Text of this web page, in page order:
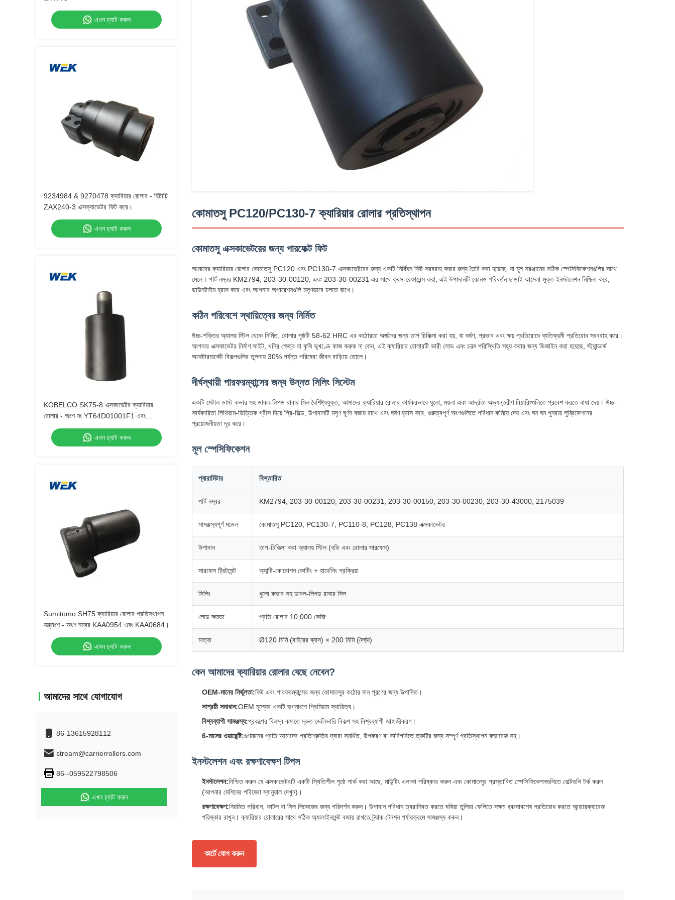
এখন চ্যাট করুন
9234984 & 9270478 ক্যারিয়ার রোলার - হিটাচি
ZAX240-3 এক্সক্যাভেটর ফিট করে।
এখন চ্যাট করুন
KOBELCO SK75-8 এক্সকাভেটর ক্যারিয়ার
রোলার - অংশ নং YT64D01001F1 এবং
PY64D01008F1।
এখন চ্যাট করুন
Sumitomo SH75 ক্যারিয়ার রোলার প্রতিস্থাপন
যন্ত্রাংশ - অংশ নম্বর KAA0954 এবং KAA0684।
এখন চ্যাট করুন
আমাদের সাথে যোগাযোগ
86-13615928112
stream@carrierrollers.com
86--059522798506
এখন চ্যাট করুন
কোমাতসু PC120/PC130-7 ক্যারিয়ার রোলার প্রতিস্থাপন
কোমাতসু এক্সকাভেটরের জন্য পারফেক্ট ফিট
আমাদের ক্যারিয়ার রোলার কোমাতসু PC120 এবং PC130-7 এক্সকাভেটরের জন্য একটি নির্বিঘ্ন ফিট সরবরাহ করার জন্য তৈরি করা হয়েছে, যা মূল সরঞ্জামের সঠিক স্পেসিফিকেশনগুলির সাথে
মেলে। পার্ট নম্বর KM2794, 203-30-00120, এবং 203-30-00231 এর সাথে ক্রস-রেফারেন্স করা, এই উপাদানটি কোনও পরিবর্তন ছাড়াই ঝামেলা-মুক্ত ইনস্টলেশন নিশ্চিত করে,
ডাউনটাইম হ্রাস করে এবং আপনার অপারেশনগুলি মসৃণভাবে চলতে রাখে।
কঠিন পরিবেশে স্থায়িত্বের জন্য নির্মিত
উচ্চ-শক্তির অ্যালয় স্টিল থেকে নির্মিত, রোলার পৃষ্ঠটি 58-62 HRC এর কঠোরতা অর্জনের জন্য তাপ চিকিত্সা করা হয়, যা ঘর্ষণ, প্রভাব এবং ক্ষয় প্রতিরোধে ব্যতিক্রমী প্রতিরোধ সরবরাহ করে।
আপনার এক্সকাভেটর নির্মাণ সাইট, খনির ক্ষেত্র বা কৃষি ভূখণ্ডে কাজ করুক না কেন, এই ক্যারিয়ার রোলারটি ভারী লোড এবং চরম পরিস্থিতি সহ্য করার জন্য ডিজাইন করা হয়েছে, স্ট্যান্ডার্ড
আফটারমার্কেট বিকল্পগুলির তুলনায় 30% পর্যন্ত পরিষেবা জীবন বাড়িয়ে তোলে।
দীর্ঘস্থায়ী পারফরম্যান্সের জন্য উন্নত সিলিং সিস্টেম
একটি মেটাল ডাস্ট কভার সহ ডাবল-লিপড রাবার সিল বৈশিষ্ট্যযুক্ত, আমাদের ক্যারিয়ার রোলার কার্যকরভাবে ধুলো, ময়লা এবং আর্দ্রতা অভ্যন্তরীণ বিয়ারিংগুলিতে প্রবেশ করতে বাধা দেয়। উচ্চ-
কার্যকারিতা লিথিয়াম-ভিত্তিক গ্রীস দিয়ে প্রি-ফিল্ড, উপাদানটি মসৃণ ঘূর্ণন বজায় রাখে এবং ঘর্ষণ হ্রাস করে, গুরুত্বপূর্ণ অংশগুলিতে পরিধান কমিয়ে দেয় এবং ঘন ঘন পুনরায় লুব্রিকেশনের
প্রয়োজনীয়তা দূর করে।
মূল স্পেসিফিকেশন
প্যারামিটার বিস্তারিত
পার্ট নম্বর KM2794, 203-30-00120, 203-30-00231, 203-30-00150, 203-30-00230, 203-30-43000, 2175039
সামঞ্জস্যপূর্ণ মডেল কোমাতসু PC120, PC130-7, PC110-8, PC128, PC138 এক্সকাভেটর
উপাদান তাপ-চিকিত্সা করা অ্যালয় স্টিল (বডি এবং রোলার সারফেস)
সারফেস ট্রিটমেন্ট অ্যান্টি-কোরোশন কোটিং + হার্ডেনিং প্রক্রিয়া
সিলিং ধুলো কভার সহ ডাবল-লিপড রাবার সিল
লোড ক্ষমতা প্রতি রোলার 10,000 কেজি
মাত্রা Ø120 মিমি (বাইরের ব্যাস) × 200 মিমি (দৈর্ঘ্য)
কেন আমাদের ক্যারিয়ার রোলার বেছে নেবেন?
OEM-মানের নির্ভুলতা:ফিট এবং পারফরম্যান্সের জন্য কোমাতসুর কঠোর মান পূরণের জন্য উত্পাদিত।
সাশ্রয়ী সমাধান:OEM মূল্যের একটি ভগ্নাংশে প্রিমিয়াম স্থায়িত্ব।
বিশ্বব্যাপী সামঞ্জস্য:প্রকল্পের বিলম্ব কমাতে দ্রুত ডেলিভারি বিকল্প সহ বিশ্বব্যাপী জাহাজীকরণ।
6-মাসের ওয়ারেন্টি:গুণমানের প্রতি আমাদের প্রতিশ্রুতির দ্বারা সমর্থিত, উপকরণ বা কারিগরিতে ত্রুটির জন্য সম্পূর্ণ প্রতিস্থাপন কভারেজ সহ।
ইনস্টলেশন এবং রক্ষণাবেক্ষণ টিপস
ইনস্টলেশন:নিশ্চিত করুন যে এক্সকাভেটরটি একটি স্থিতিশীল পৃষ্ঠে পার্ক করা আছে, মাউন্টিং এলাকা পরিষ্কার করুন এবং কোমাতসুর প্রস্তাবিত স্পেসিফিকেশনগুলিতে বোল্টগুলি টর্ক করুন
(আপনার মেশিনের পরিষেবা ম্যানুয়াল দেখুন)।
রক্ষণাবেক্ষণ:নিয়মিত পরিধান, ফাটল বা সিল লিকেজের জন্য পরিদর্শন করুন। উপাদান পরিধান ত্বরান্বিত করতে ঘষিয়া তুলিয়া ফেলিতে সক্ষম ধ্বংসাবশেষ প্রতিরোধ করতে আন্ডারক্যারেজ
পরিষ্কার রাখুন। ক্যারিয়ার রোলারের সাথে সঠিক অ্যালাইনমেন্ট বজায় রাখতে ট্র্যাক টেনশন পর্যায়ক্রমে সামঞ্জস্য করুন।
কার্টে যোগ করুন